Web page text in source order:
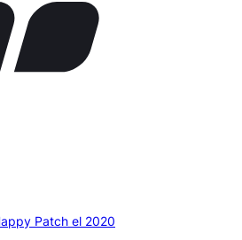
Patch el 2020